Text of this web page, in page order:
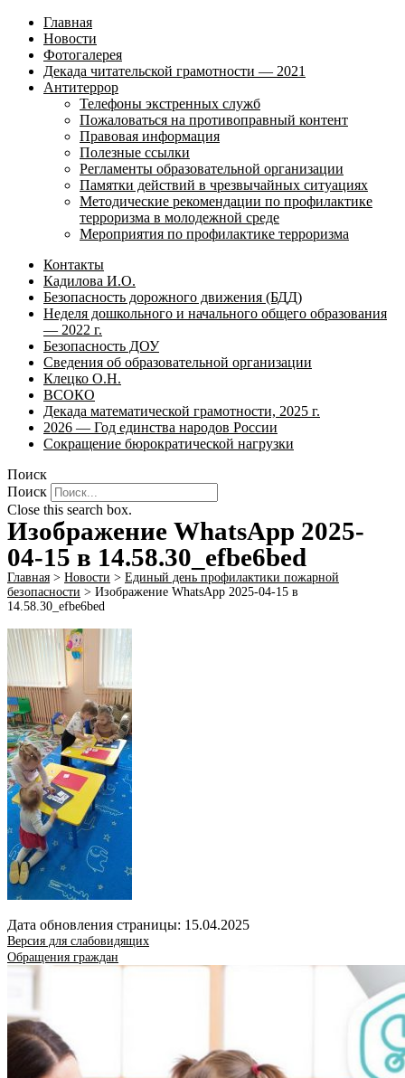
Главная
Новости
Фотогалерея
Декада читательской грамотности — 2021
Антитеррор
Телефоны экстренных служб
Пожаловаться на противоправный контент
Правовая информация
Полезные ссылки
Регламенты образовательной организации
Памятки действий в чрезвычайных ситуациях
Методические рекомендации по профилактике
терроризма в молодежной среде
Мероприятия по профилактике терроризма
Контакты
Кадилова И.О.
Безопасность дорожного движения (БДД)
Неделя дошкольного и начального общего образования
— 2022 г.
Безопасность ДОУ
Сведения об образовательной организации
Клецко О.Н.
ВСОКО
Декада математической грамотности, 2025 г.
2026 — Год единства народов России
Сокращение бюрократической нагрузки
Поиск
Поиск
Close this search box.
Изображение WhatsApp 2025-
04-15 в 14.58.30_efbe6bed
Главная > Новости > Единый день профилактики пожарной
безопасности > Изображение WhatsApp 2025-04-15 в
14.58.30_efbe6bed
Дата обновления страницы: 15.04.2025
Версия для слабовидящих
Обращения граждан